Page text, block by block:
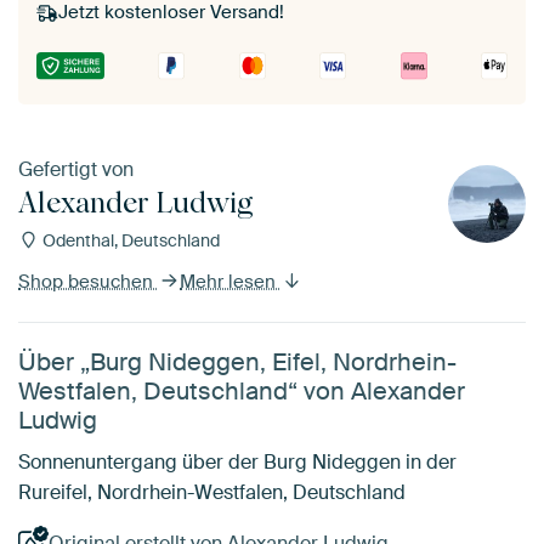
Jetzt kostenloser Versand!
Gefertigt von
Alexander Ludwig
Odenthal, Deutschland
Shop besuchen Mehr lesen
Über „Burg Nideggen, Eifel, Nordrhein-
Westfalen, Deutschland“ von Alexander
Ludwig
Sonnenuntergang über der Burg Nideggen in der
Rureifel, Nordrhein-Westfalen, Deutschland